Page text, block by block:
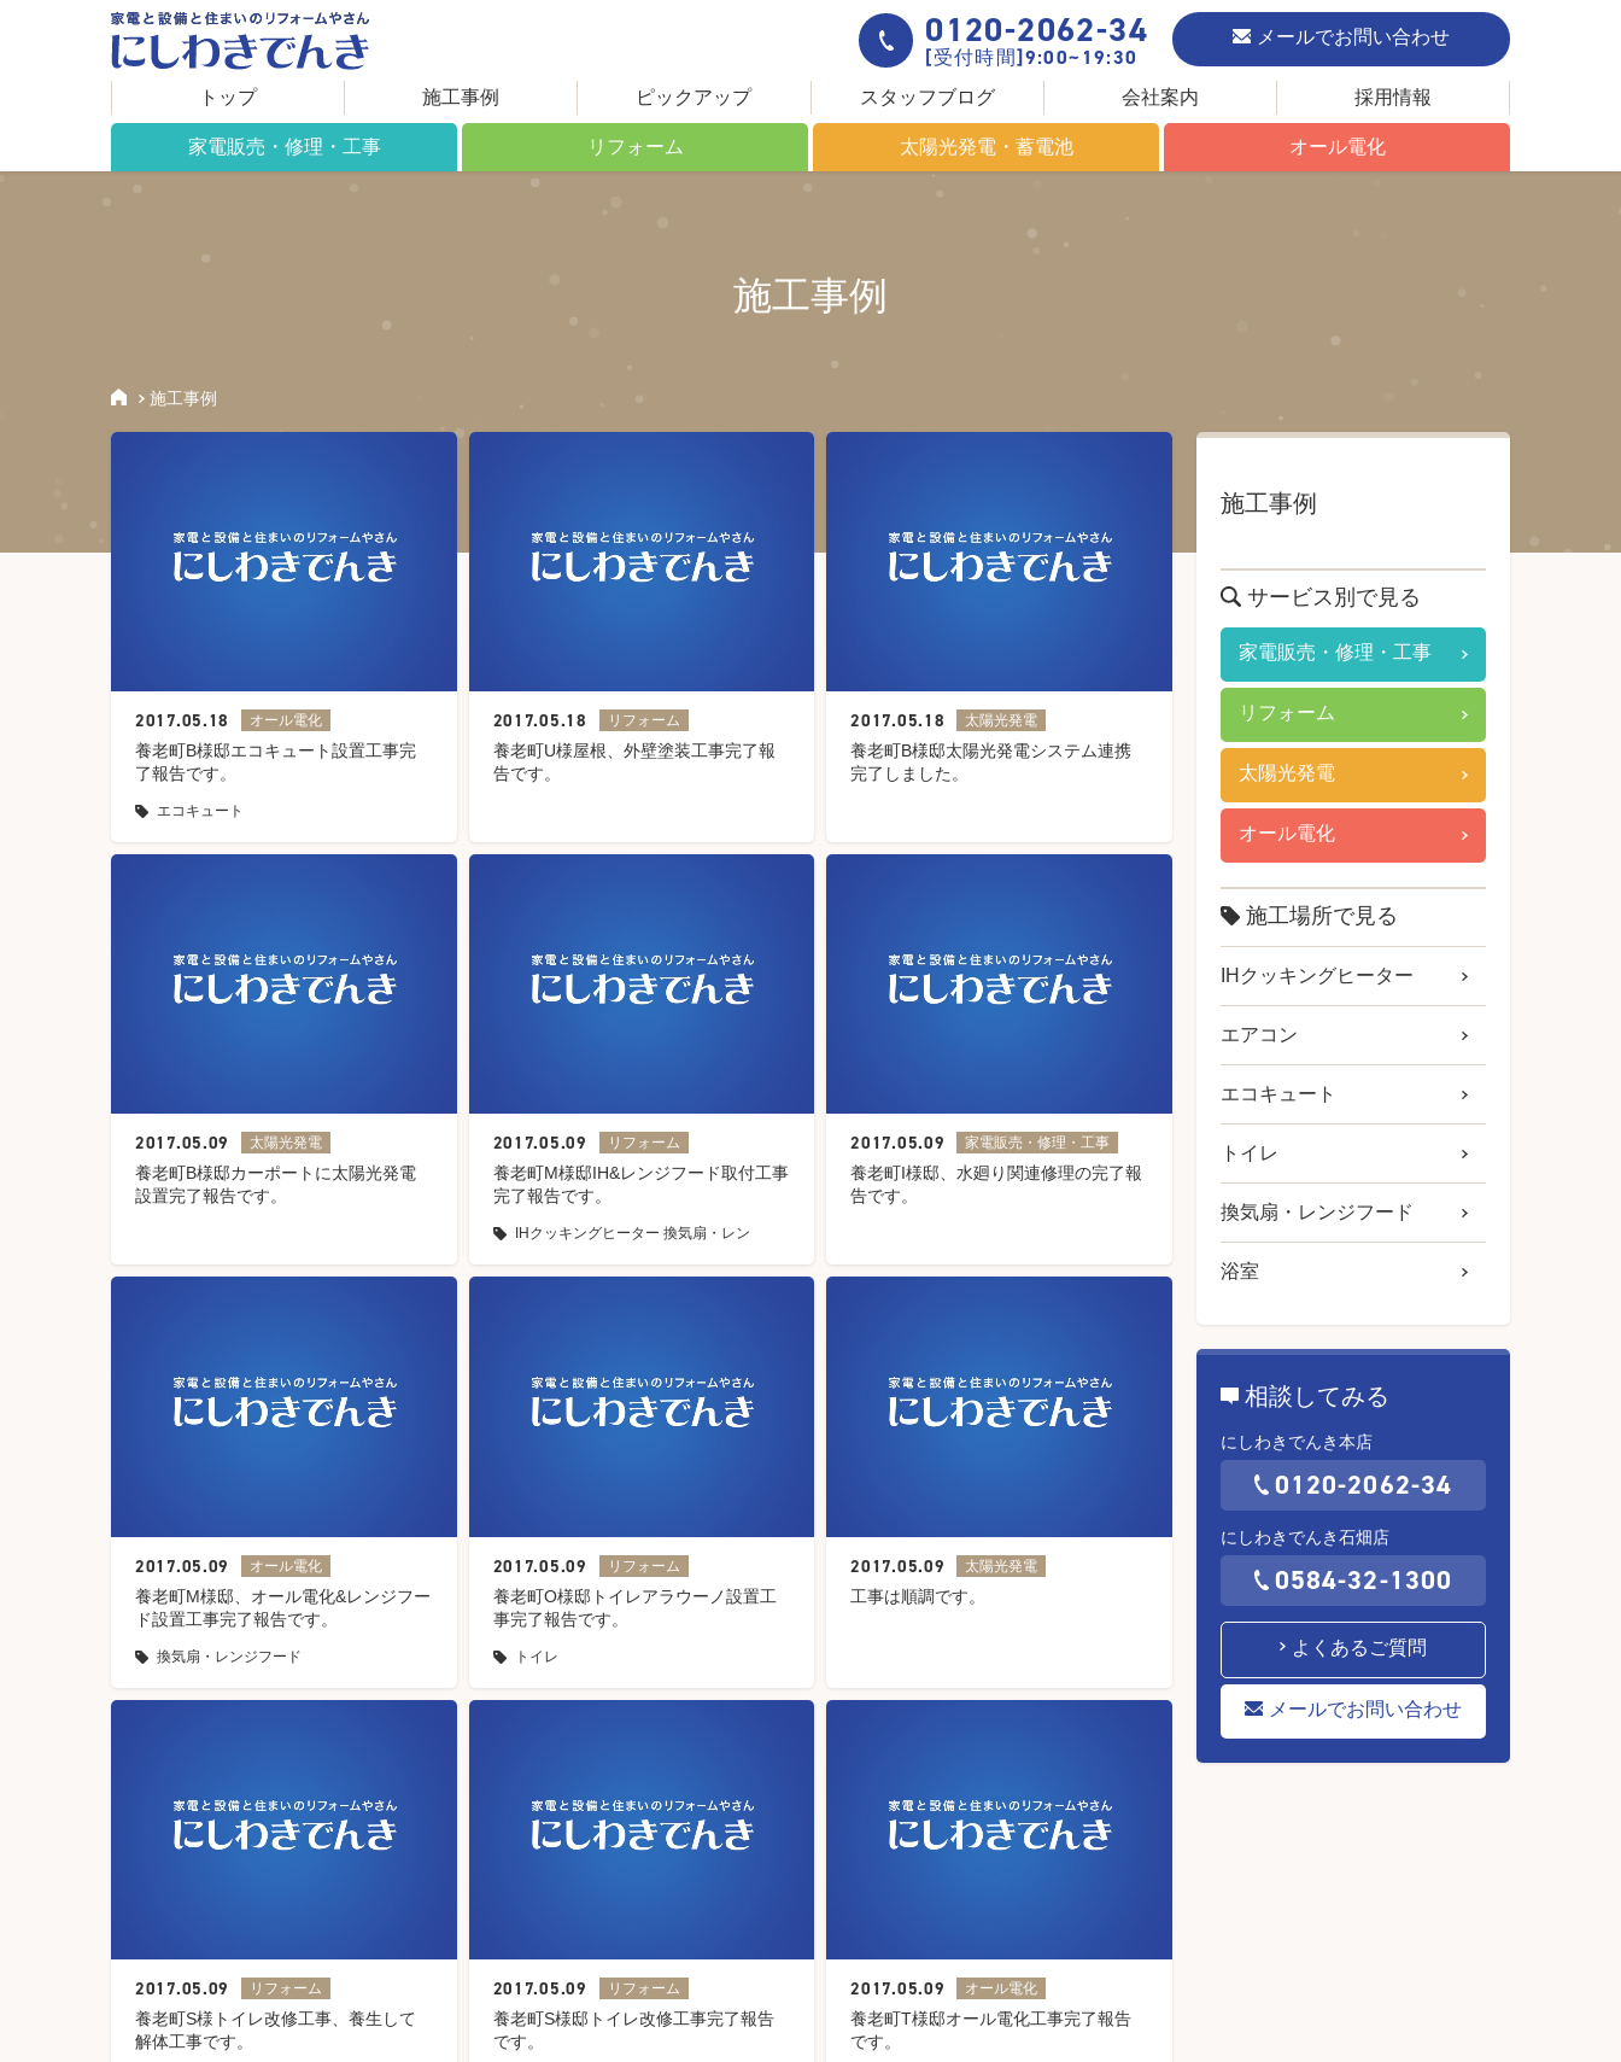
0120-2062-34
[受付時間]9:00~19:30
メールでお問い合わせ
トップ 施工事例 ピックアップ スタッフブログ 会社案内 採用情報
家電販売・修理・工事
保証期間
アフターサービス
リフォーム 太陽光発電・蓄電池
太陽光発電システム HIT
オール電化
施工事例
施工事例
2017.05.18 オール電化
養老町B様邸エコキュート設置工事完
了報告です。
エコキュート
2017.05.18 リフォーム
養老町U様屋根、外壁塗装工事完了報
告です。
2017.05.18 太陽光発電
養老町B様邸太陽光発電システム連携
完了しました。
2017.05.09 太陽光発電
養老町B様邸カーポートに太陽光発電
設置完了報告です。
2017.05.09 リフォーム
養老町M様邸IH&レンジフード取付工事
完了報告です。
IHクッキングヒーター 換気扇・レン
2017.05.09 家電販売・修理・工事
養老町I様邸、水廻り関連修理の完了報
告です。
2017.05.09 オール電化
養老町M様邸、オール電化&レンジフー
ド設置工事完了報告です。
換気扇・レンジフード
2017.05.09 リフォーム
養老町O様邸トイレアラウーノ設置工
事完了報告です。
トイレ
2017.05.09 太陽光発電
工事は順調です。
2017.05.09 リフォーム
養老町S様トイレ改修工事、養生して
解体工事です。
2017.05.09 リフォーム
養老町S様邸トイレ改修工事完了報告
です。
2017.05.09 オール電化
養老町T様邸オール電化工事完了報告
です。
施工事例
サービス別で見る
家電販売・修理・工事
リフォーム
太陽光発電
オール電化
施工場所で見る
IHクッキングヒーター
エアコン
エコキュート
トイレ
換気扇・レンジフード
浴室
相談してみる
にしわきでんき本店
0120-2062-34
にしわきでんき石畑店
0584-32-1300
よくあるご質問
メールでお問い合わせ